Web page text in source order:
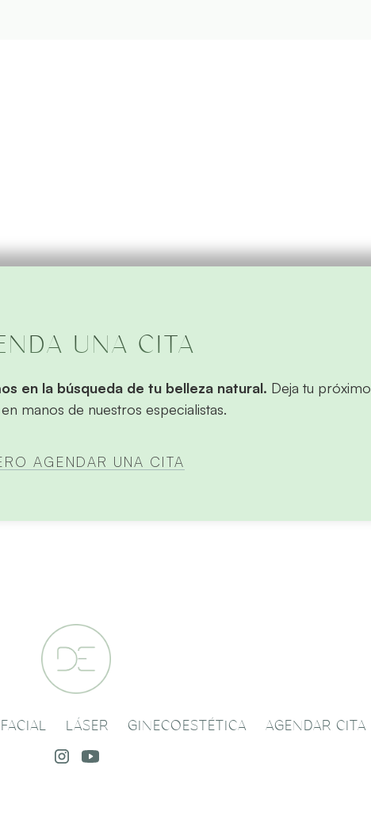
UNA CITA
en la búsqueda de tu belleza natural. Deja tu próximo
manos de nuestros especialistas.
AGENDAR UNA CITA
FACIAL LÁSER GINECOESTÉTICA AGENDAR CITA